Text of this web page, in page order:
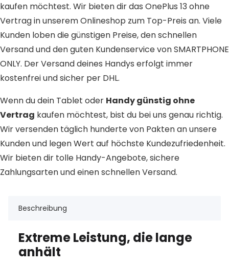
kaufen möchtest. Wir bieten dir das OnePlus 13 ohne
Vertrag in unserem Onlineshop zum Top-Preis an. Viele
Kunden loben die günstigen Preise, den schnellen
Versand und den guten Kundenservice von SMARTPHONE
ONLY. Der Versand deines Handys erfolgt immer
kostenfrei und sicher per DHL.
Wenn du dein Tablet oder Handy günstig ohne
Vertrag kaufen möchtest, bist du bei uns genau richtig.
Wir versenden täglich hunderte von Pakten an unsere
Kunden und legen Wert auf höchste Kundezufriedenheit.
Wir bieten dir tolle Handy-Angebote, sichere
Zahlungsarten und einen schnellen Versand.
Beschreibung
Extreme Leistung, die lange
anhält